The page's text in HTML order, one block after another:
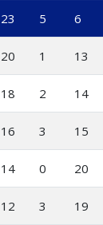
23 5 6
20 1 13
18 2 14
16 3 15
14 0 20
12 3 19